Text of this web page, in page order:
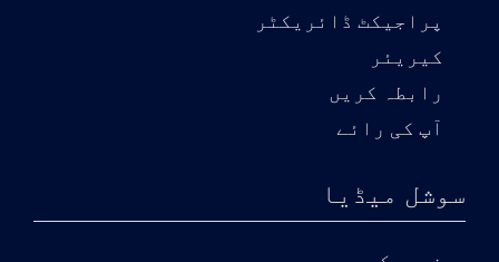
پراجیکٹ ڈائریکٹر
کیریئر
رابطہ کریں
آپ کی رائے
سوشل میڈیا